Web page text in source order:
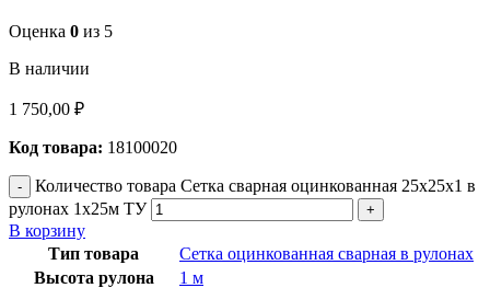
Оценка 0 из 5
В наличии
1 750,00 ₽
Код товара: 18100020
Количество товара Сетка сварная оцинкованная 25х25х1 в
рулонах 1x25м ТУ
В корзину
Тип товара
Сетка оцинкованная сварная в рулонах
Высота рулона
1 м